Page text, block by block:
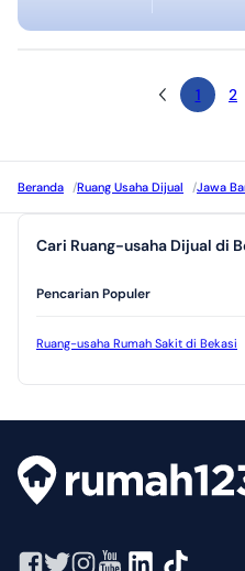
1 2
Beranda /Ruang Usaha Dijual /Jawa
Cari Ruang-usaha Dijual di
Pencarian Populer
Ruang-usaha Rumah Sakit di Bekasi